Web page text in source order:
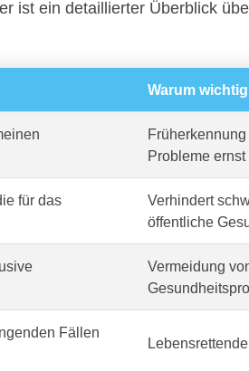
ist ein detaillierter Überblick
Warum
Probleme
für das
Verhindert
öffentliche
Vermeidung
Fällen